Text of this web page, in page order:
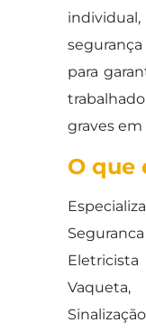
para
graves
O que